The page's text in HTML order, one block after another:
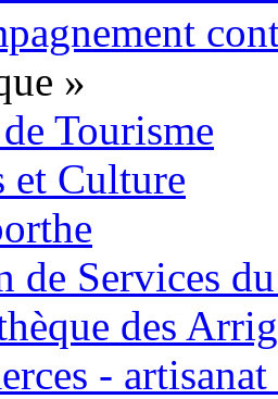
»
Tourisme
et Culture
de Services
des
-